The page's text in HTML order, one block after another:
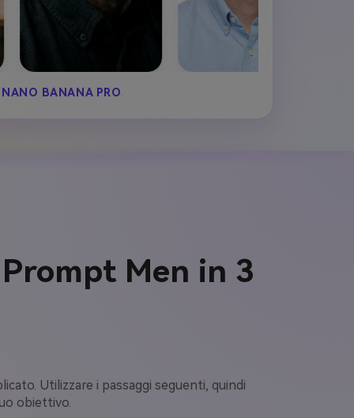
NANO BANANA PRO
Men in 3
Utilizzare i passaggi seguenti, quindi
obiettivo.